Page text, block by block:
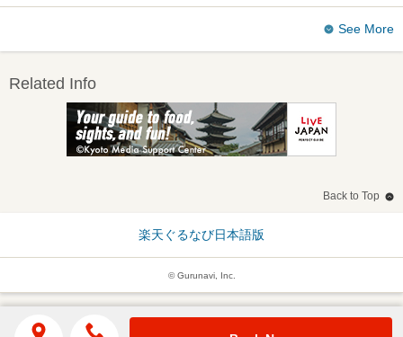
See More
Related Info
Back to Top
楽天ぐるなび日本語版
© Gurunavi, Inc.